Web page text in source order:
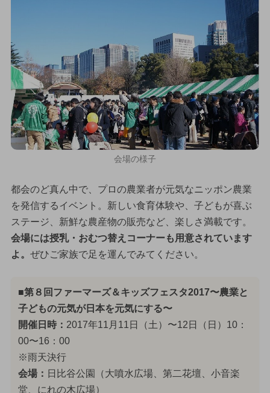
会場の様子
都会のど真ん中で、プロの農業者が元気なニッポン農業
を発信するイベント。新しい食育体験や、子どもが喜ぶ
ステージ、新鮮な農産物の販売など、楽しさ満載です。
会場には授乳・おむつ替えコーナーも用意されています
よ。 ぜひご家族で足を運んでみてください。
■第８回ファーマーズ＆キッズフェスタ2017〜農業と
子どもの元気が日本を元気にする〜
開催日時： 2017年11月11日（土）〜12日（日）10：
00〜16：00
※雨天決行
会場： 日比谷公園（大噴水広場、第二花壇、小音楽
堂、にれの木広場）